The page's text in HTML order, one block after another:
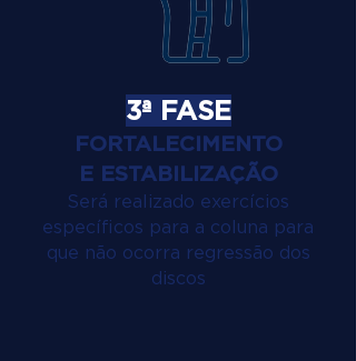
3ª FASE
FORTALECIMENTO
E ESTABILIZAÇÃO
Será realizado exercícios
específicos para a coluna para
que não ocorra regressão dos
discos